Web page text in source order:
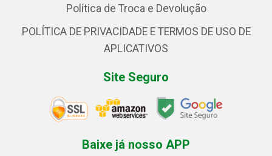
Política de Troca e Devolução
POLÍTICA DE PRIVACIDADE E TERMOS DE USO DE
APLICATIVOS
Site Seguro
Baixe já nosso APP